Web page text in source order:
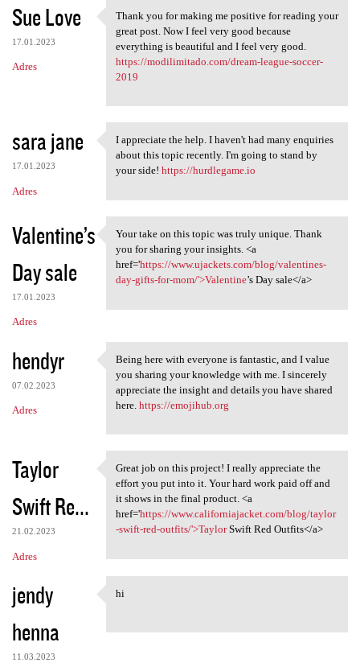
Sue Love
17.01.2023
Adres
Thank you for making me
Thank you for making me positive for reading your
great post. Now I feel very good because
everything is beautiful and I feel very good.
https://modilimitado.com/dream-league-soccer-
2019
sara jane
17.01.2023
Adres
I appreciate the help. I
I appreciate the help. I haven't had many enquiries
about this topic recently. I'm going to stand by
your side! https://hurdlegame.io
Valentine’s
Day sale
17.01.2023
Adres
Your take on this topic was
Your take on this topic was truly unique. Thank
you for sharing your insights. <a
href='https://www.ujackets.com/blog/valentines-
day-gifts-for-mom/'>Valentine’s Day sale</a>
hendyr
07.02.2023
Adres
Being here with everyone is
Being here with everyone is fantastic, and I value
you sharing your knowledge with me. I sincerely
appreciate the insight and details you have shared
here. https://emojihub.org
Taylor
Swift Re...
21.02.2023
Adres
Great job on this project! I
Great job on this project! I really appreciate the
effort you put into it. Your hard work paid off and
it shows in the final product. <a
href='https://www.californiajacket.com/blog/taylor
-swift-red-outfits/'>TaylorSwift Red Outfits</a>
jendy
henna
11.03.2023
hi
hi